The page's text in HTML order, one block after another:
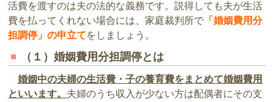
活費を渡すのは夫の法的な義務です。説得しても夫が生活
費を払ってくれない場合には、家庭裁判所で 「婚姻費用分
担調停」の申立てをしましょう。
（１）婚姻費用分担調停とは
婚姻中の夫婦の生活費・子の養育費をまとめて婚姻費用
といいます。 夫婦のうち収入が少ない方は配偶者にその支